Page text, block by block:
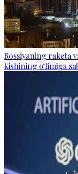
Rossiyaning raketa
kishining o‘limiga